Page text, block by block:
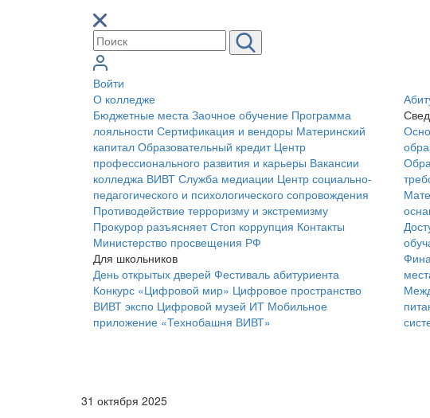
Войти
О колледже
Бюджетные места Заочное обучение Программа
лояльности Сертификация и вендоры Материнский
капитал Образовательный кредит Центр
профессионального развития и карьеры Вакансии
колледжа ВИВТ Служба медиации Центр социально-
педагогического и психологического сопровождения
Противодействие терроризму и экстремизму
Прокурор разъясняетСтоп коррупция Контакты
Министерство просвещения РФ
Для школьников
День открытых дверей Фестиваль абитуриента
Конкурс «Цифровой мир» Цифровое пространство
ВИВТ экспо Цифровой музей ИТ Мобильное
приложение «Технобашня ВИВТ»
31 октября 2025